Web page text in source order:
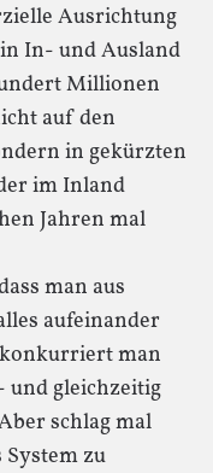
Ausrichtung
In- und Ausland
Millionen
auf den
in gekürzten
im Inland
Jahren mal
man aus
aufeinander
man
und gleichzeitig
schlag mal
zu